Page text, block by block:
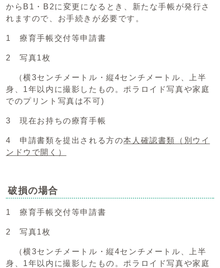
からB1・B2に変更になるとき、新たな手帳が発行さ
れますので、お手続きが必要です。
1 療育手帳交付等申請書
2 写真1枚
（横3センチメートル・縦4センチメートル、上半
身、1年以内に撮影したもの。ポラロイド写真や家庭
でのプリント写真は不可)
3 現在お持ちの療育手帳
4 申請書類を提出される方の本人確認書類
（別ウイ
ンドウで開く）
破損の場合
1 療育手帳交付等申請書
2 写真1枚
（横3センチメートル・縦4センチメートル、上半
身、1年以内に撮影したもの。ポラロイド写真や家庭